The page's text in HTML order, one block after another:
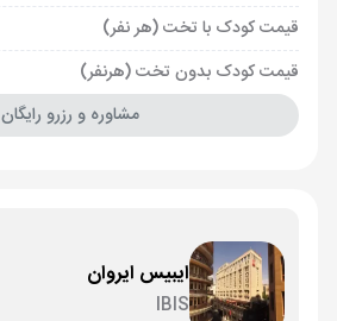
قیمت کودک با تخت (هر نفر)
قیمت کودک بدون تخت (هرنفر)
مشاوره و رزرو رایگان
ایبیس ایروان
IBIS